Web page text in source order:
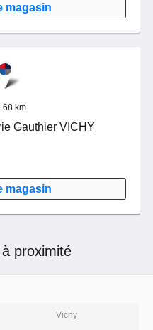
magasin
km
Gauthier VICHY
magasin
proximité
Vichy